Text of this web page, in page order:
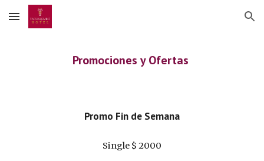
Skip to main content Skip to navigation
Promociones y Ofertas
Promo Fin de Semana
Single $ 2000